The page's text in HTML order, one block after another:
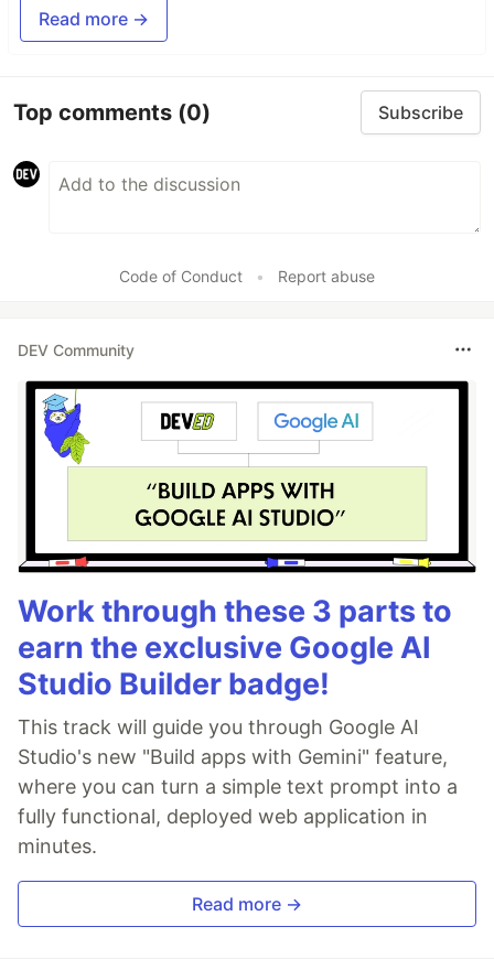
Read more →
Top comments (0) Subscribe
Code of Conduct • Report abuse
DEV Community
Work through these 3 parts to
earn the exclusive Google AI
Studio Builder badge!
This track will guide you through Google AI
Studio's new "Build apps with Gemini" feature,
where you can turn a simple text prompt into a
fully functional, deployed web application in
minutes.
Read more →